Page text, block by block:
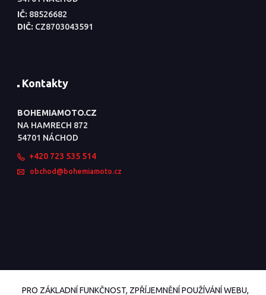
IČ: 88526682
DIČ: CZ8703043591
Kontakty
BOHEMIAMOTO.CZ
NA HAMRECH 872
54701 NÁCHOD
+420 723 535 514
obchod@bohemiamoto.cz
PRO ZÁKLADNÍ FUNKČNOST, ZPŘÍJEMNĚNÍ POUŽÍVÁNÍ WEBU,